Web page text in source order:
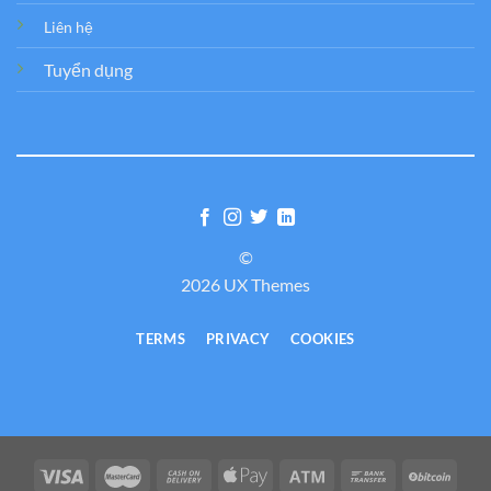
Liên hệ
Tuyển dụng
©
2026 UX Themes
TERMS PRIVACY COOKIES